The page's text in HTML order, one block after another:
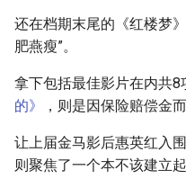
h
还在档期末尾的《红楼梦
肥燕瘦”。
拿下包括最佳影片在内共8
的》
，则是因保险赔偿金
让上届金马影后惠英红入
则聚焦了一个本不该建立起